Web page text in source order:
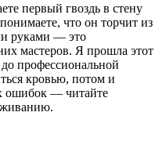
первый гвоздь в стену
что он торчит из
руками — это
мастеров. Я прошла этот
профессиональной
кровью, потом и
ошибок — читайте